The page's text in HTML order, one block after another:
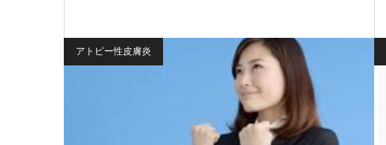
アトピー性皮膚炎